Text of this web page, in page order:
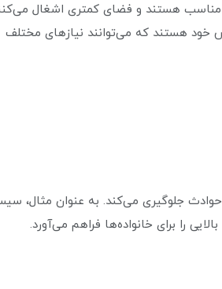
مناسب هستند و فضای کمتری اشغال
خود هستند که می‌توانند نیازهای مختلف
حوادث جلوگیری می‌کند. به عنوان مثال،
را برای خانواده‌ها فراهم می‌آورد.